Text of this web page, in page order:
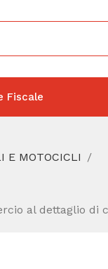
Fiscale
E MOTOCICLI
al dettaglio